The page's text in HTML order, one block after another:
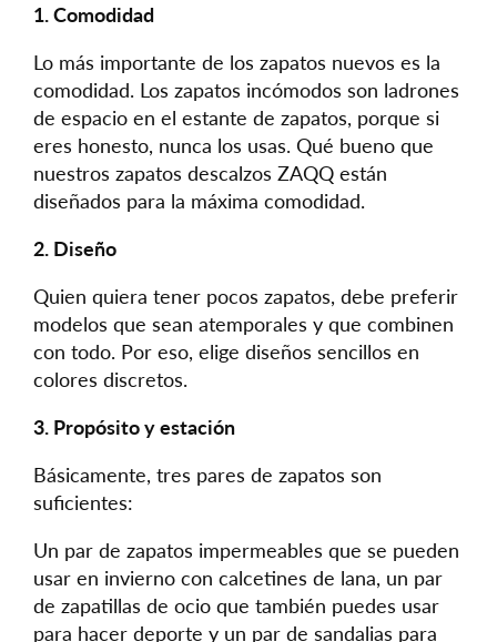
1. Comodidad
Lo más importante de los zapatos nuevos es la
comodidad. Los zapatos incómodos son ladrones
de espacio en el estante de zapatos, porque si
eres honesto, nunca los usas. Qué bueno que
nuestros zapatos descalzos ZAQQ están
diseñados para la máxima comodidad.
2. Diseño
Quien quiera tener pocos zapatos, debe preferir
modelos que sean atemporales y que combinen
con todo. Por eso, elige diseños sencillos en
colores discretos.
3. Propósito y estación
Básicamente, tres pares de zapatos son
suficientes:
Un par de zapatos impermeables que se pueden
usar en invierno con calcetines de lana, un par
de zapatillas de ocio que también puedes usar
para hacer deporte y un par de sandalias para